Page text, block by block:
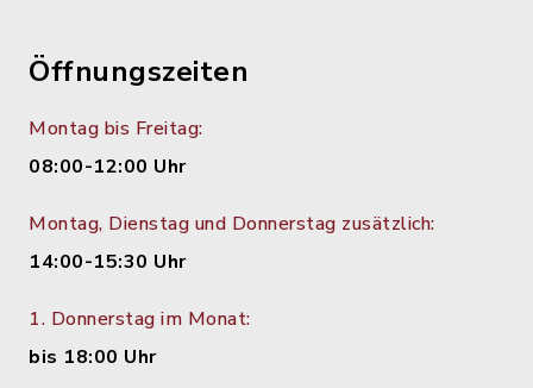
Öffnungszeiten
Montag bis Freitag:
08:00-12:00 Uhr
Montag, Dienstag und Donnerstag zusätzlich:
14:00-15:30 Uhr
1. Donnerstag im Monat:
bis 18:00 Uhr